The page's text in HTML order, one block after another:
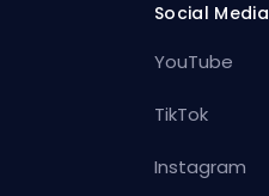
Social Media
YouTube
TikTok
Instagram